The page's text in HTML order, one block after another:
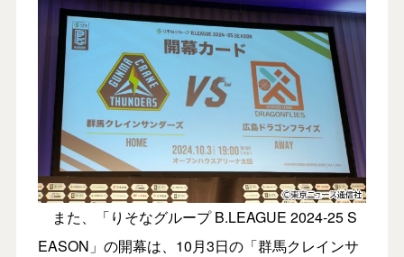
また、「りそなグループ B.LEAGUE 2024-25 S
EASON」の開幕は、10月3日の「群馬クレインサ